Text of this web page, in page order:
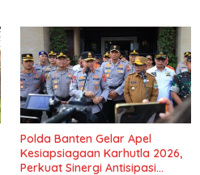
Polda Banten Gelar Apel
Kesiapsiagaan Karhutla 2026,
Perkuat Sinergi Antisipasi